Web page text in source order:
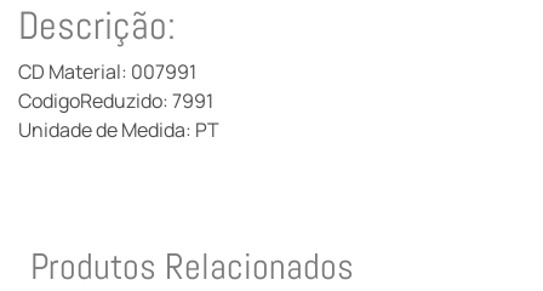
Descrição:
CD Material: 007991
CodigoReduzido: 7991
Unidade de Medida: PT
Produtos Relacionados